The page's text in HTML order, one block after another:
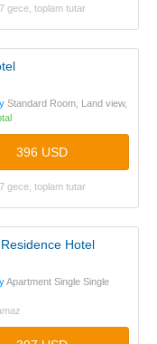
7 gece, toplam tutar
Standard Room, Land view,
396 USD
7 gece, toplam tutar
Hotel
Apartment Single Single